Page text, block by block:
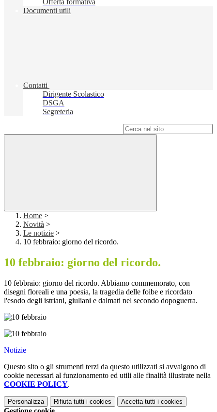
Offerta formativa
Documenti utili
Contatti
Dirigente Scolastico
DSGA
Segreteria
Home >
Novità >
Le notizie >
10 febbraio: giorno del ricordo.
10 febbraio: giorno del ricordo.
10 febbraio: giorno del ricordo. Abbiamo commemorato, con
disegni floreali e una poesia, la tragedia delle foibe e ricordato
l'esodo degli istriani, giuliani e dalmati nel secondo dopoguerra.
Notizie
Questo sito o gli strumenti terzi da questo utilizzati si avvalgono di
cookie necessari al funzionamento ed utili alle finalità illustrate nella
COOKIE POLICY.
Personalizza Rifiuta tutti i cookies Accetta tutti i cookies